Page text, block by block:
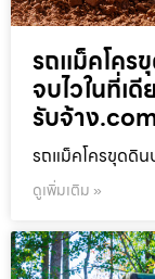
รถแม็คโคร
จบไวในที่เ
รับจ้าง
รถแม็คโครขุดดิ
ดูเพิ่มเติม »